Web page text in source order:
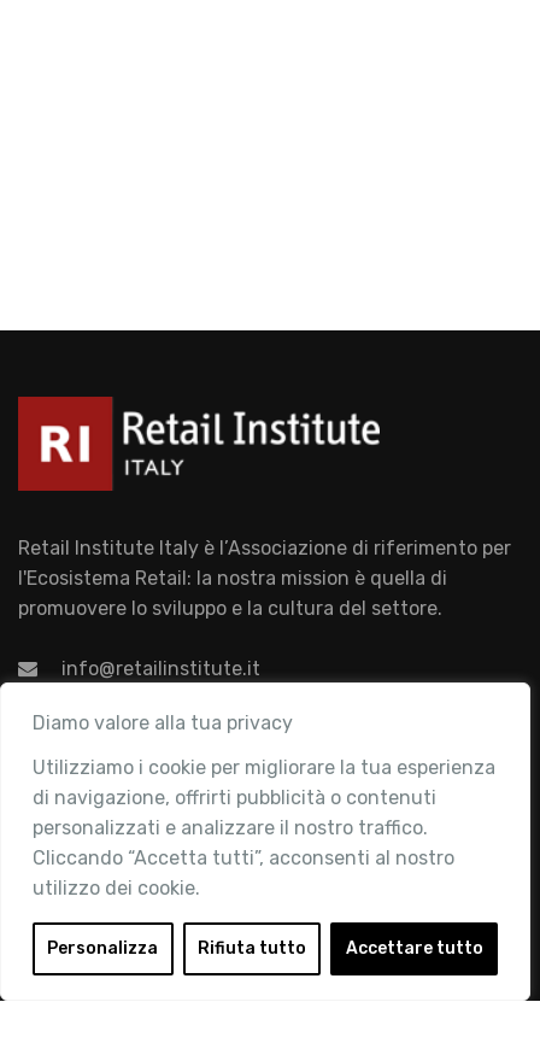
Diamo valore alla tua privacy
Utilizziamo i cookie per migliorare la tua esperienza
di navigazione, offrirti pubblicità o contenuti
personalizzati e analizzare il nostro traffico.
Cliccando “Accetta tutti”, acconsenti al nostro
utilizzo dei cookie.
Personalizza Rifiuta tutto Accettare tutto
Retail Institute Italy è l’Associazione di riferimento per
l'Ecosistema Retail: la nostra mission è quella di
promuovere lo sviluppo e la cultura del settore.
info@retailinstitute.it
Associazione
Chi siamo
Attività
Contatti
Area Riservata
Login
Diventa Socio